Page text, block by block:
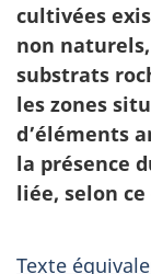
cultivées
non
substrats
les zones
d’éléments
la présence
liée, selon
Texte